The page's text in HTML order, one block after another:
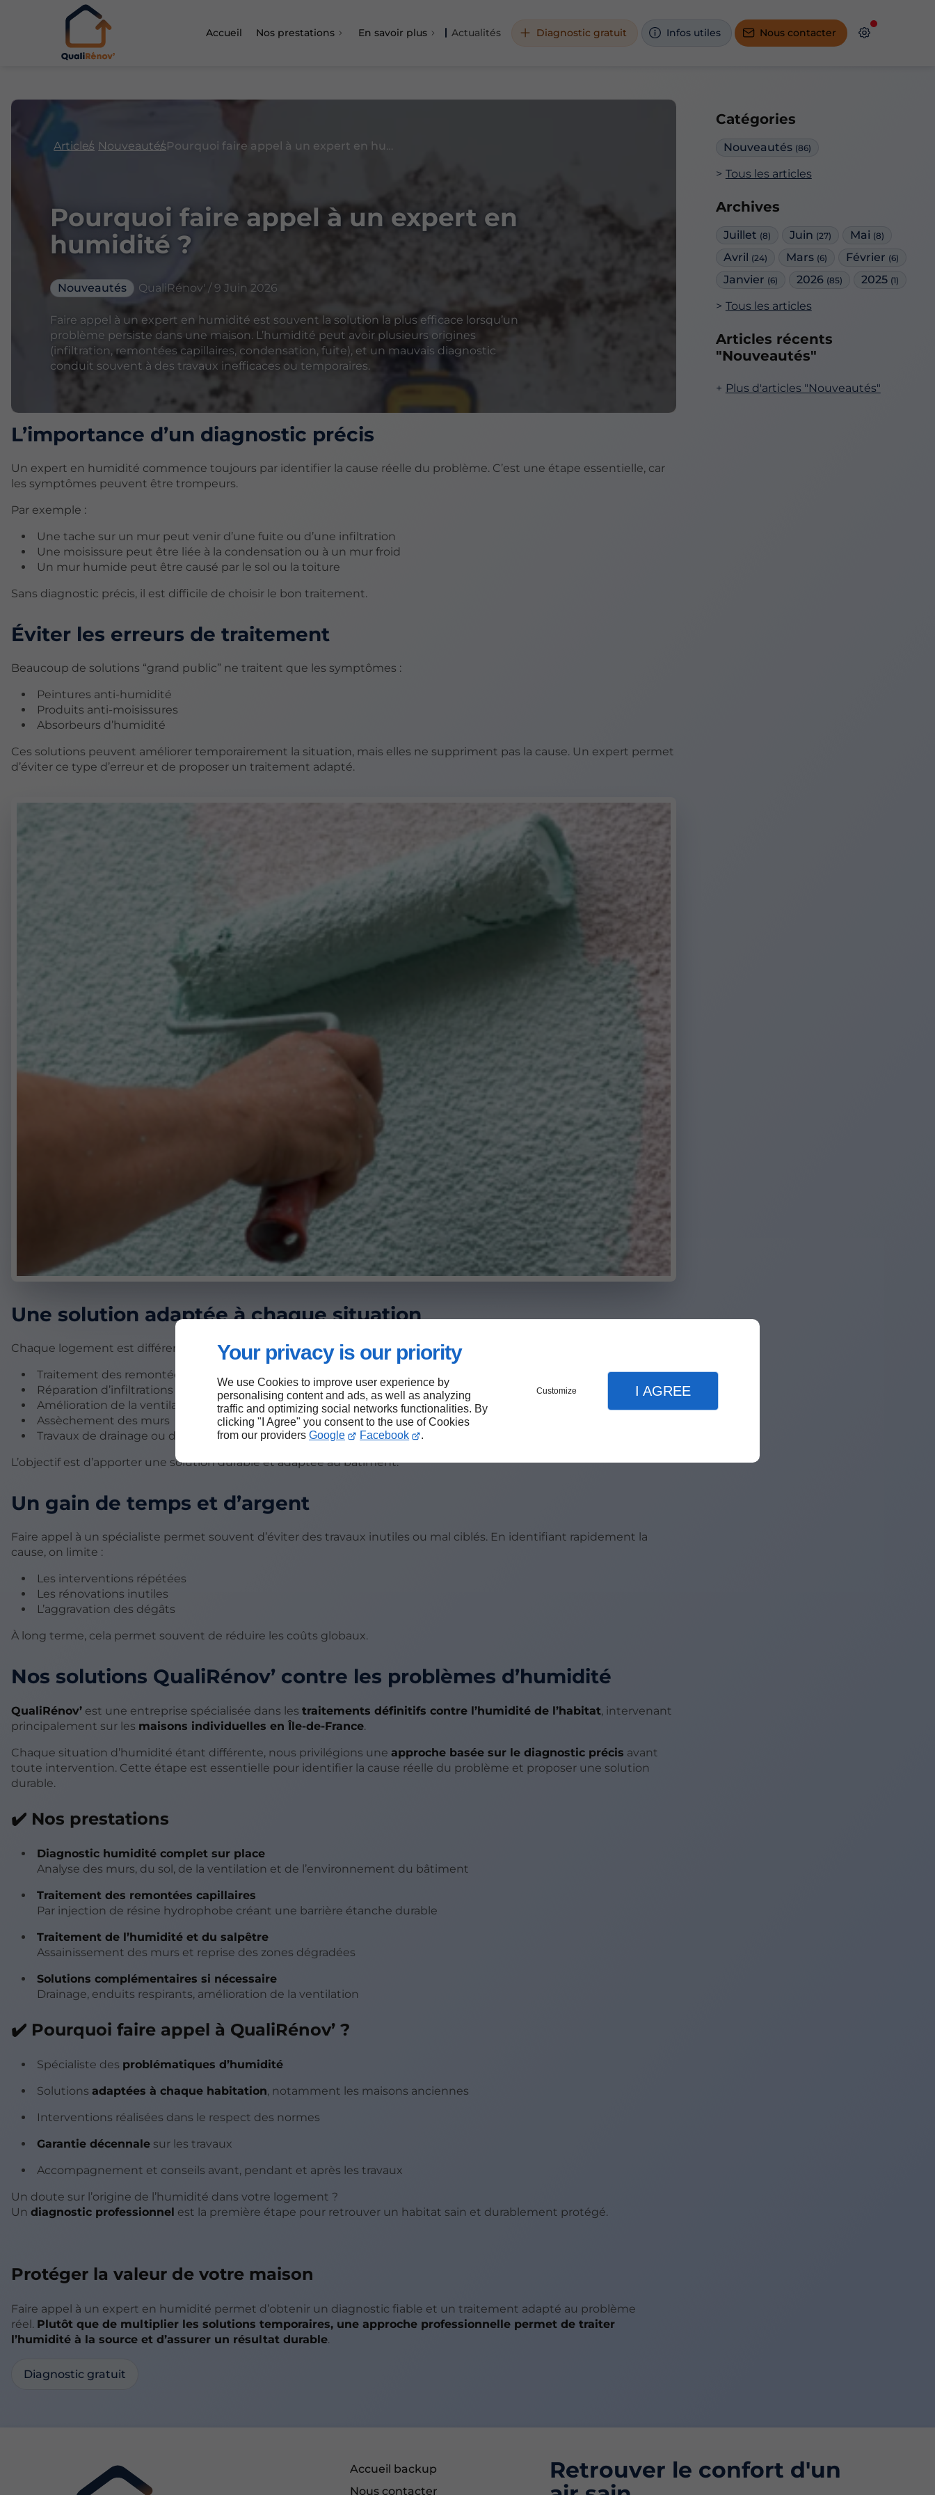
Your privacy is our priority
We use Cookies to improve user experience by
personalising content and ads, as well as analyzing
traffic and optimizing social networks functionalities. By
clicking "I Agree" you consent to the use of Cookies
from our providers Google Facebook .
Customize I AGREE
Accueil Nos prestations En savoir plus Actualités Diagnostic gratuit Infos utiles Nous contacter
Catégories
Nouveautés (86)
Tous les articles
Archives
Juillet (8) Juin (27) Mai (8)
Avril (24) Mars (6) Février (6)
Janvier (6) 2026 (85) 2025 (1)
Tous les articles
Articles récents
"Nouveautés"
Plus d'articles "Nouveautés"
Articles Nouveautés Pourquoi faire appel à un expert en humidité ?
Pourquoi faire appel à un expert en
humidité ?
Nouveautés QualiRénov' / 9 Juin 2026
Faire appel à un expert en humidité est souvent la solution la plus efficace lorsqu’un
problème persiste dans une maison. L’humidité peut avoir plusieurs origines
(infiltration, remontées capillaires, condensation, fuite), et un mauvais diagnostic
conduit souvent à des travaux inefficaces ou temporaires.
L’importance d’un diagnostic précis
Un expert en humidité commence toujours par identifier la cause réelle du problème. C’est une étape essentielle, car
les symptômes peuvent être trompeurs.
Par exemple :
Une tache sur un mur peut venir d’une fuite ou d’une infiltration
Une moisissure peut être liée à la condensation ou à un mur froid
Un mur humide peut être causé par le sol ou la toiture
Sans diagnostic précis, il est difficile de choisir le bon traitement.
Éviter les erreurs de traitement
Beaucoup de solutions “grand public” ne traitent que les symptômes :
Peintures anti-humidité
Produits anti-moisissures
Absorbeurs d’humidité
Ces solutions peuvent améliorer temporairement la situation, mais elles ne suppriment pas la cause. Un expert permet
d’éviter ce type d’erreur et de proposer un traitement adapté.
Une solution adaptée à chaque situation
Chaque logement est différent. Un expert en humidité peut proposer des solutions spécifiques selon le problème :
Traitement des remontées capillaires
Réparation d’infiltrations d’eau
Amélioration de la ventilation
Assèchement des murs
Travaux de drainage ou d’étanchéité
L’objectif est d’apporter une solution durable et adaptée au bâtiment.
Un gain de temps et d’argent
Faire appel à un spécialiste permet souvent d’éviter des travaux inutiles ou mal ciblés. En identifiant rapidement la
cause, on limite :
Les interventions répétées
Les rénovations inutiles
L’aggravation des dégâts
À long terme, cela permet souvent de réduire les coûts globaux.
Nos solutions QualiRénov’ contre les problèmes d’humidité
QualiRénov’ est une entreprise spécialisée dans les traitements définitifs contre l’humidité de l’habitat, intervenant
principalement sur les maisons individuelles en Île-de-France.
Chaque situation d’humidité étant différente, nous privilégions une approche basée sur le diagnostic précis avant
toute intervention. Cette étape est essentielle pour identifier la cause réelle du problème et proposer une solution
durable.
✔️ Nos prestations
Diagnostic humidité complet sur place
Analyse des murs, du sol, de la ventilation et de l’environnement du bâtiment
Traitement des remontées capillaires
Par injection de résine hydrophobe créant une barrière étanche durable
Traitement de l’humidité et du salpêtre
Assainissement des murs et reprise des zones dégradées
Solutions complémentaires si nécessaire
Drainage, enduits respirants, amélioration de la ventilation
✔️ Pourquoi faire appel à QualiRénov’ ?
Spécialiste des problématiques d’humidité
Solutions adaptées à chaque habitation, notamment les maisons anciennes
Interventions réalisées dans le respect des normes
Garantie décennale sur les travaux
Accompagnement et conseils avant, pendant et après les travaux
Un doute sur l’origine de l’humidité dans votre logement ?
Un diagnostic professionnel est la première étape pour retrouver un habitat sain et durablement protégé.
Protéger la valeur de votre maison
Faire appel à un expert en humidité permet d’obtenir un diagnostic fiable et un traitement adapté au problème
réel. Plutôt que de multiplier les solutions temporaires, une approche professionnelle permet de traiter
l’humidité à la source et d’assurer un résultat durable.
Diagnostic gratuit
Accueil backup
Nous contacter
Retrouver le confort d'un